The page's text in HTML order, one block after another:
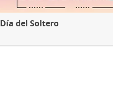
Día del Soltero